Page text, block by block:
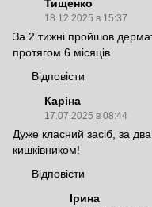
Тищенко
18.12.2025 в 15:37
За 2 тижні пройшов
протягом 6 місяців
Відповісти
Каріна
17.07.2025 в 08:44
Дуже класний засіб, за
кишківником!
Відповісти
Ірина